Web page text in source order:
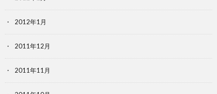
2012年1月
2011年12月
2011年11月